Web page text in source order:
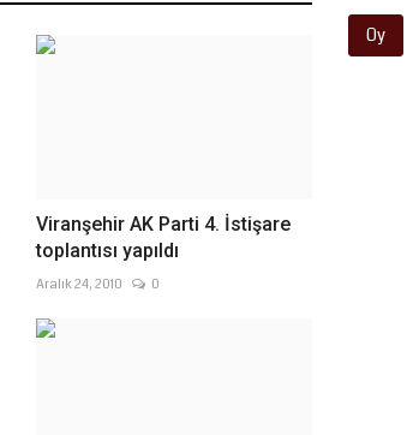
Viranşehir AK Parti 4. İstişare
toplantısı yapıldı
Aralık 24, 2010 0
Oy